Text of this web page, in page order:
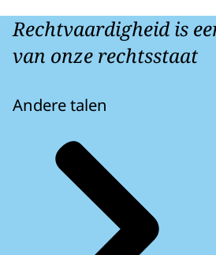
Rechtvaardigheid is
van onze rechtsstaat
Andere talen